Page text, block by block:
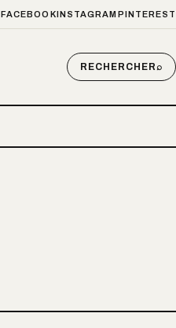
FACEBOOKINSTAGRAM PINTEREST
RECHERCHER⌕